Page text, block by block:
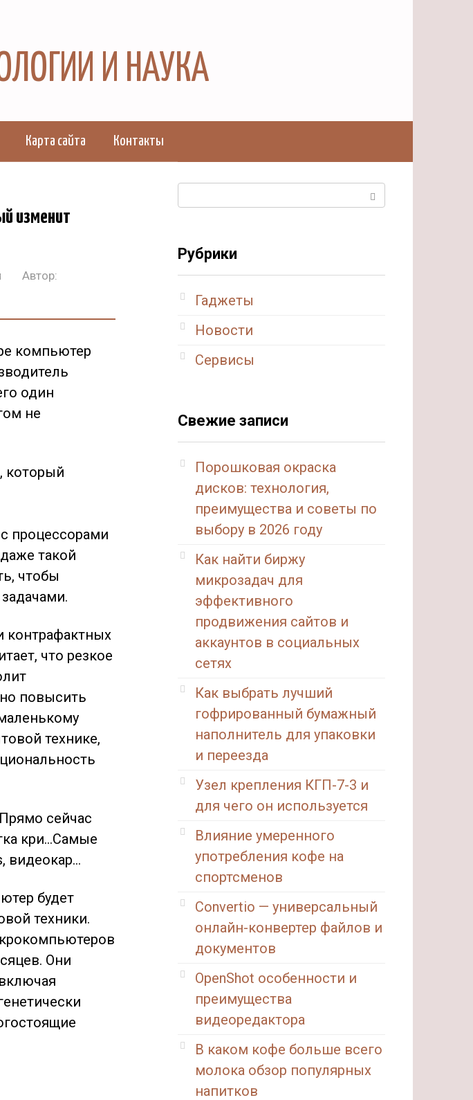
И НАУКА
Карта сайта Контакты
изменит
Автор:
компьютер
один
не
процессорами
такой
чтобы
контрафактных
что резкое
повысить
технике,
сейчас
кри…Самые
видеокар…
будет
техники.
Они
Рубрики
Гаджеты
Новости
Сервисы
Свежие записи
Порошковая окраска
дисков: технология,
преимущества и советы по
выбору в 2026 году
Как найти биржу
микрозадач для
эффективного
продвижения сайтов и
аккаунтов в социальных
сетях
Как выбрать лучший
гофрированный бумажный
наполнитель для упаковки
и переезда
Узел крепления КГП-7-3 и
для чего он используется
Влияние умеренного
употребления кофе на
спортсменов
Convertio — универсальный
онлайн-конвертер файлов и
документов
OpenShot особенности и
преимущества
видеоредактора
В каком кофе больше всего
молока обзор популярных
напитков